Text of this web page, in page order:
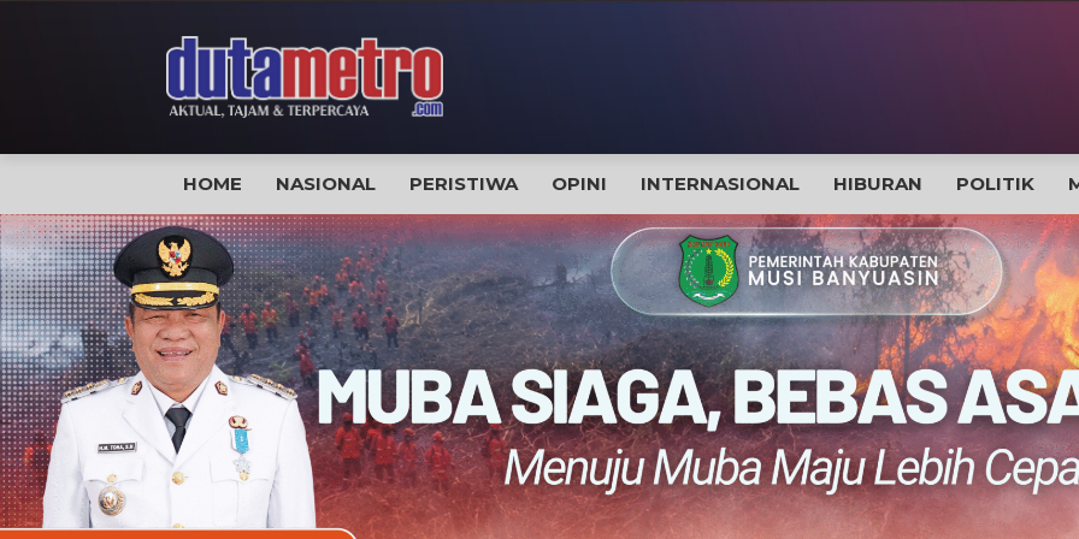
HOME NASIONAL PERISTIWA OPINI INTERNASIONAL HIBURAN POLITIK